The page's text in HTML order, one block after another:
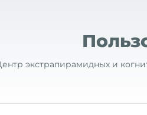
экстрапирамидных и